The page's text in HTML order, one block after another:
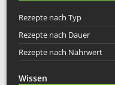
Rezepte nach Typ
Rezepte nach Dauer
Rezepte nach Nährwert
Wissen